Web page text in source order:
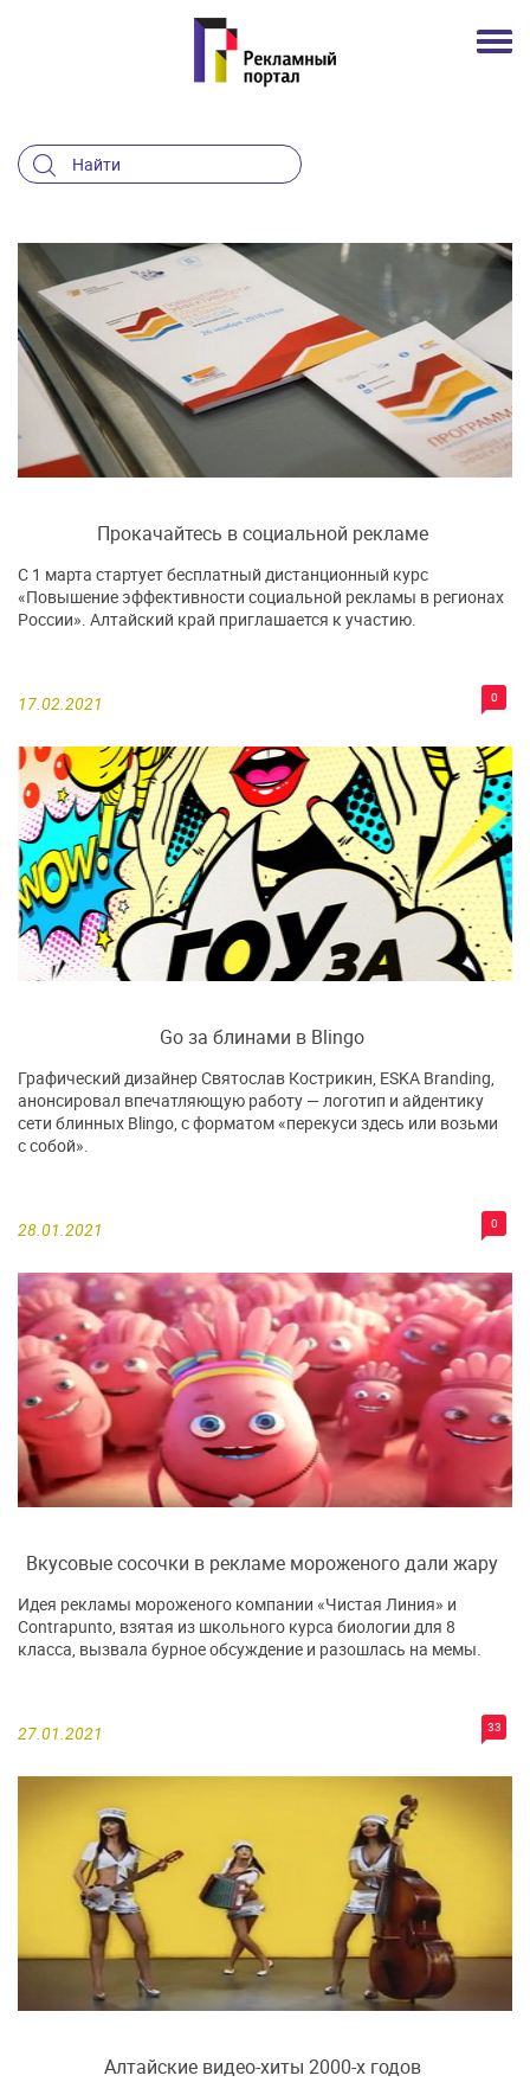
Прокачайтесь в социальной рекламе
17.02.2021 0
С 1 марта стартует бесплатный дистанционный курс
«Повышение эффективности социальной рекламы в регионах
России». Алтайский край приглашается к участию.
Go за блинами в Blingo
28.01.2021 0
Графический дизайнер Святослав Кострикин, ESKA Branding,
анонсировал впечатляющую работу — логотип и айдентику
сети блинных Blingo, с форматом «перекуси здесь или возьми
с собой».
Вкусовые сосочки в рекламе мороженого дали жару
27.01.2021 33
Идея рекламы мороженого компании «Чистая Линия» и
Contrаpunto, взятая из школьного курса биологии для 8
класса, вызвала бурное обсуждение и разошлась на мемы.
Алтайские видео-хиты 2000-х годов